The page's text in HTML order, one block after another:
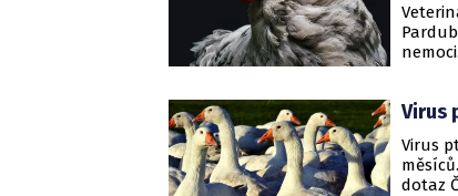
další
Virus
Virus
dotaz